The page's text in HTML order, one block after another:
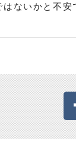
ないかと不安